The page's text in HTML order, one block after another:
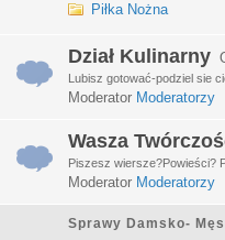
Piłka Nożna
Dział Kulinarny
Lubisz gotować-podziel sie
Moderator Moderatorzy
Wasza
Piszesz wiersze?Powieści?
Moderator Moderatorzy
Sprawy Damsko-